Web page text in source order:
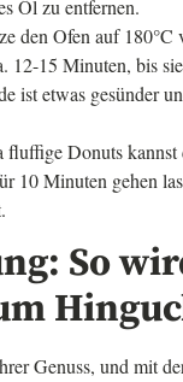
Öl zu entfernen.
den Ofen auf 180°C
12-15 Minuten, bis
ist etwas gesünder
Donuts kannst
10 Minuten gehen
So
Genuss, und mit